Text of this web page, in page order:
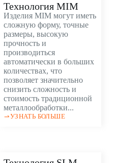
Технология MIM
Изделия MIM могут иметь
сложную форму, точные
размеры, высокую
прочность и
производиться
автоматически в больших
количествах, что
позволяет значительно
снизить сложность и
стоимость традиционной
металлообработки...
УЗНАТЬ БОЛЬШЕ